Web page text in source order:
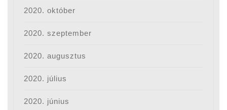
2020. október
2020. szeptember
2020. augusztus
2020. július
2020. június